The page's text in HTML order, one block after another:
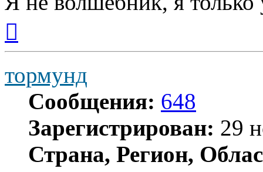
началу
тормунд
Сообщения: 648
Зарегистрирован: 29
Страна, Регион,